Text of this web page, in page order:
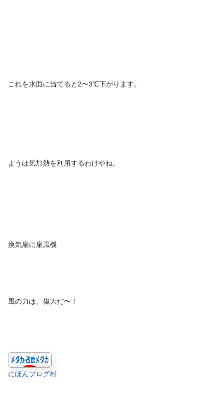
これを水面に当てると2〜3℃下がります。
ようは気加熱を利用するわけやね。
換気扇に扇風機
風の力は、偉大だ〜！
にほんブログ村